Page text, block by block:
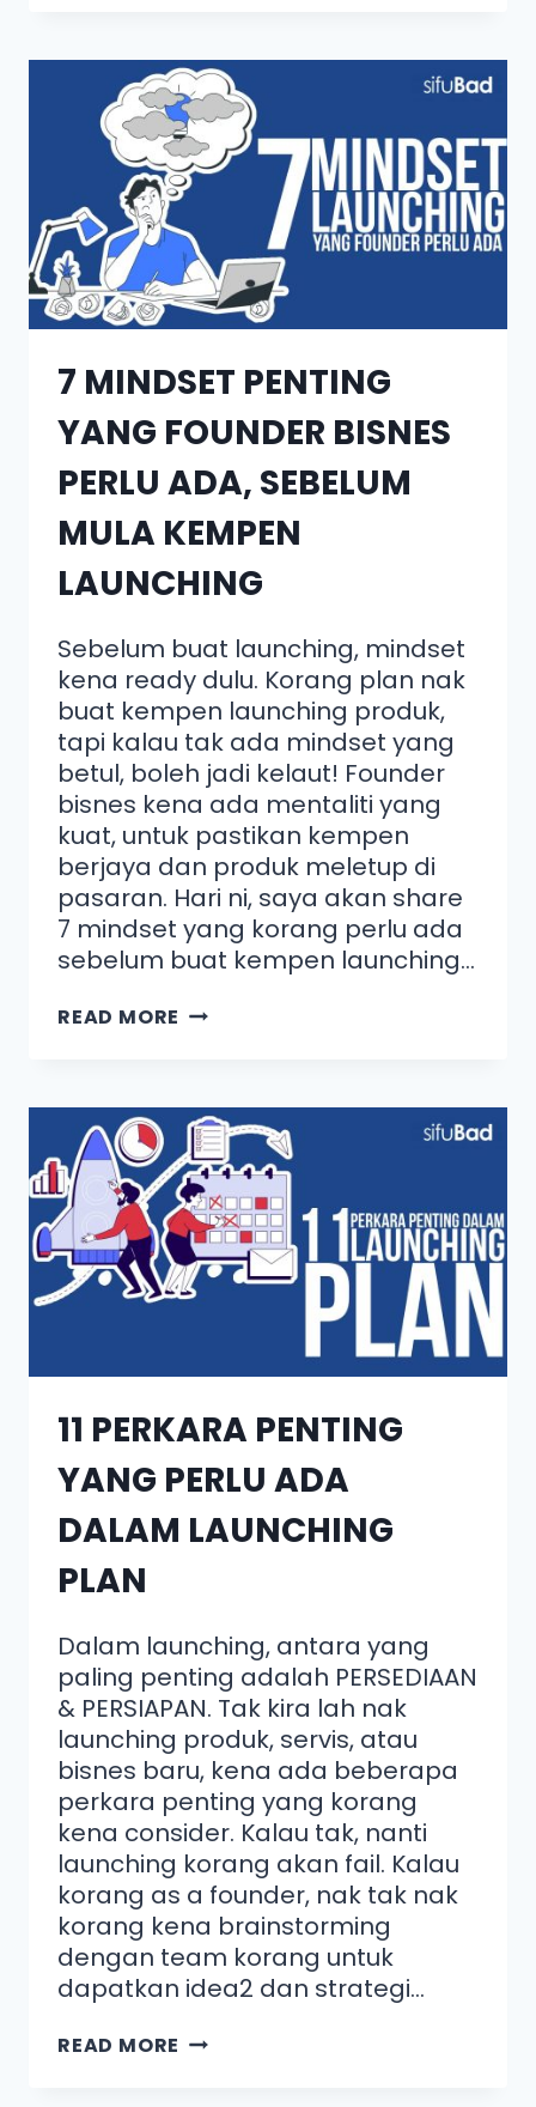
7 MINDSET PENTING
YANG FOUNDER BISNES
PERLU ADA, SEBELUM
MULA KEMPEN
LAUNCHING
Sebelum buat launching, mindset
kena ready dulu. Korang plan nak
buat kempen launching produk,
tapi kalau tak ada mindset yang
betul, boleh jadi kelaut! Founder
bisnes kena ada mentaliti yang
kuat, untuk pastikan kempen
berjaya dan produk meletup di
pasaran. Hari ni, saya akan share
7 mindset yang korang perlu ada
sebelum buat kempen launching…
READ MORE
11 PERKARA PENTING
YANG PERLU ADA
DALAM LAUNCHING
PLAN
Dalam launching, antara yang
paling penting adalah PERSEDIAAN
& PERSIAPAN. Tak kira lah nak
launching produk, servis, atau
bisnes baru, kena ada beberapa
perkara penting yang korang
kena consider. Kalau tak, nanti
launching korang akan fail. Kalau
korang as a founder, nak tak nak
korang kena brainstorming
dengan team korang untuk
dapatkan idea2 dan strategi…
READ MORE